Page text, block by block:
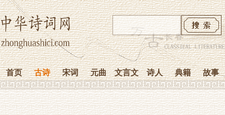
首页 古诗 宋词 元曲 文言文 诗人 典籍 故事